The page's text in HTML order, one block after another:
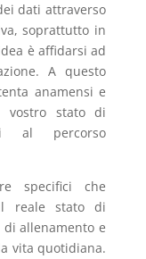
dati attraverso
soprattutto in
è affidarsi ad
A questo
anamensi e
vostro stato di
al percorso
specifici che
reale stato di
di allenamento e
vita quotidiana.